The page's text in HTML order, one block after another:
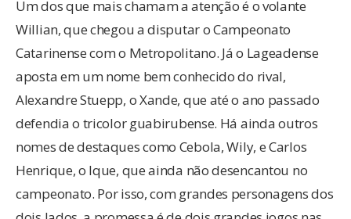
Um dos que mais chamam a atenção é o volante
Willian, que chegou a disputar o Campeonato
Catarinense com o Metropolitano. Já o Lageadense
aposta em um nome bem conhecido do rival,
Alexandre Stuepp, o Xande, que até o ano passado
defendia o tricolor guabirubense. Há ainda outros
nomes de destaques como Cebola, Wily, e Carlos
Henrique, o Ique, que ainda não desencantou no
campeonato. Por isso, com grandes personagens dos